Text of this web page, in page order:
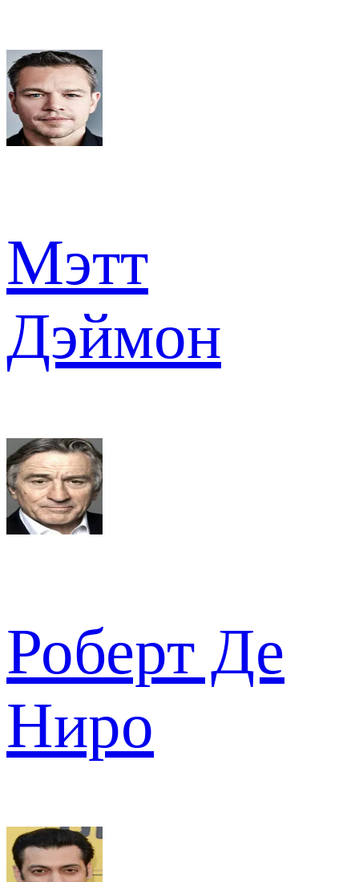
Мэтт
Дэймон
Роберт Де
Ниро